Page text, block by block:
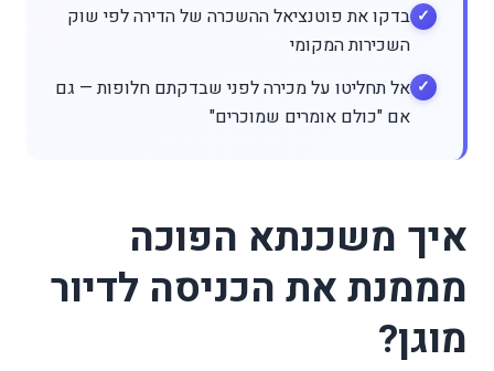
בדקו את פוטנציאל ההשכרה של הדירה לפי שוק
השכירות המקומי
אל תחליטו על מכירה לפני שבדקתם חלופות — גם
אם "כולם אומרים שמוכרים"
איך משכנתא הפוכה
מממנת את הכניסה לדיור
מוגן?